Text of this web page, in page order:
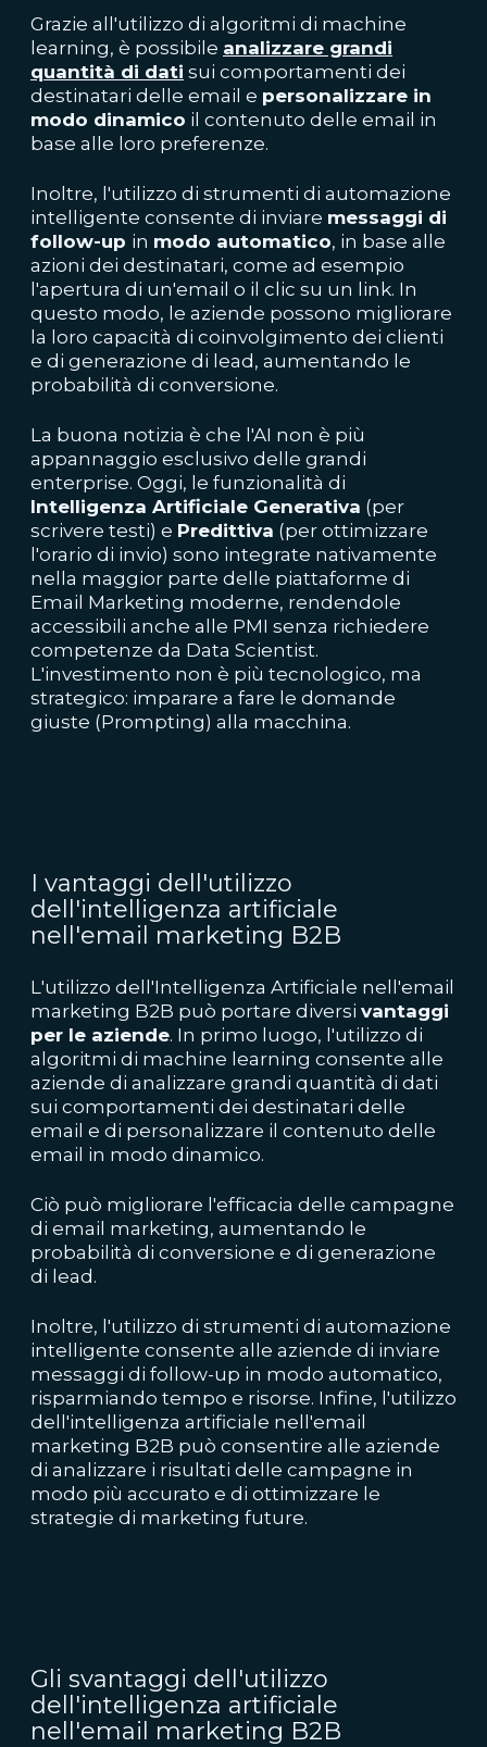
Grazie all'utilizzo di algoritmi di machine
learning, è possibile analizzare grandi
quantità di dati sui comportamenti dei
destinatari delle email e personalizzare in
modo dinamico il contenuto delle email in
base alle loro preferenze.
Inoltre, l'utilizzo di strumenti di automazione
intelligente consente di inviare messaggi di
follow-up in modo automatico, in base alle
azioni dei destinatari, come ad esempio
l'apertura di un'email o il clic su un link. In
questo modo, le aziende possono migliorare
la loro capacità di coinvolgimento dei clienti
e di generazione di lead, aumentando le
probabilità di conversione.
La buona notizia è che l'AI non è più
appannaggio esclusivo delle grandi
enterprise. Oggi, le funzionalità di
Intelligenza Artificiale Generativa (per
scrivere testi) e Predittiva (per ottimizzare
l'orario di invio) sono integrate nativamente
nella maggior parte delle piattaforme di
Email Marketing moderne, rendendole
accessibili anche alle PMI senza richiedere
competenze da Data Scientist.
L'investimento non è più tecnologico, ma
strategico: imparare a fare le domande
giuste (Prompting) alla macchina.
I vantaggi dell'utilizzo
dell'intelligenza artificiale
nell'email marketing B2B
L'utilizzo dell'Intelligenza Artificiale nell'email
marketing B2B può portare diversi vantaggi
per le aziende. In primo luogo, l'utilizzo di
algoritmi di machine learning consente alle
aziende di analizzare grandi quantità di dati
sui comportamenti dei destinatari delle
email e di personalizzare il contenuto delle
email in modo dinamico.
Ciò può migliorare l'efficacia delle campagne
di email marketing, aumentando le
probabilità di conversione e di generazione
di lead .
Inoltre, l'utilizzo di strumenti di automazione
intelligente consente alle aziende di inviare
messaggi di follow-up in modo automatico,
risparmiando tempo e risorse. Infine, l'utilizzo
dell'intelligenza artificiale nell'email
marketing B2B può consentire alle aziende
di analizzare i risultati delle campagne in
modo più accurato e di ottimizzare le
strategie di marketing future.
Gli svantaggi dell'utilizzo
dell'intelligenza artificiale
nell'email marketing B2B